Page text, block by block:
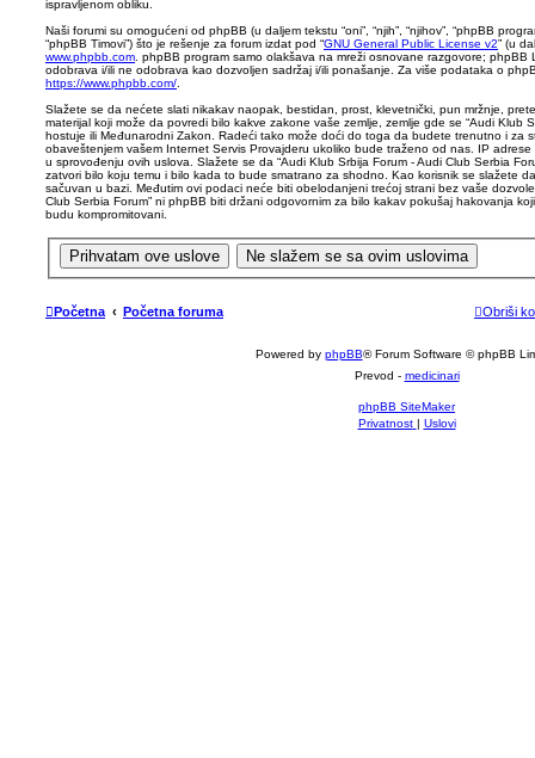
ispravljenom obliku.
Naši forumi su omogućeni od phpBB (u daljem tekstu “oni”, “njih”, “njihov”, “phpBB
“phpBB Timovi”) što je rešenje za forum izdat pod “GNU General Public License v2” (u
www.phpbb.com . phpBB program samo olakšava na mreži osnovane razgovore;
odobrava i/ili ne odobrava kao dozvoljen sadržaj i/ili ponašanje. Za više podataka o
https://www.phpbb.com/
Slažete se da nećete slati nikakav naopak, bestidan, prost, klevetnički, pun mržnje,
materijal koji može da povredi bilo kakve zakone vaše zemlje, zemlje gde se “Audi Klub
hostuje ili Međunarodni Zakon. Radeći tako može doći do toga da budete trenutno i za
obaveštenjem vašem Internet Servis Provajderu ukoliko bude traženo od nas. IP
u sprovođenju ovih uslova. Slažete se da “Audi Klub Srbija Forum - Audi Club Serbia
zatvori bilo koju temu i bilo kada to bude smatrano za shodno. Kao korisnik se slažete
sačuvan u bazi. Međutim ovi podaci neće biti obelodanjeni trećoj strani bez vaše
Club Serbia Forum” ni phpBB biti držani odgovornim za bilo kakav pokušaj hakovanja
budu kompromitovani.
Početna Početna foruma Obriši
Powered by phpBB® Forum Software © phpBB
Prevod - medicinari
phpBB SiteMaker
Privatnost | Uslovi